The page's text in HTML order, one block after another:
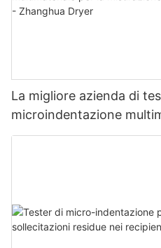
La migliore azienda di
microindentazione
misurazione della